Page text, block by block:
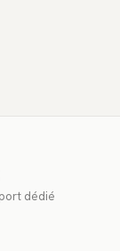
dédié